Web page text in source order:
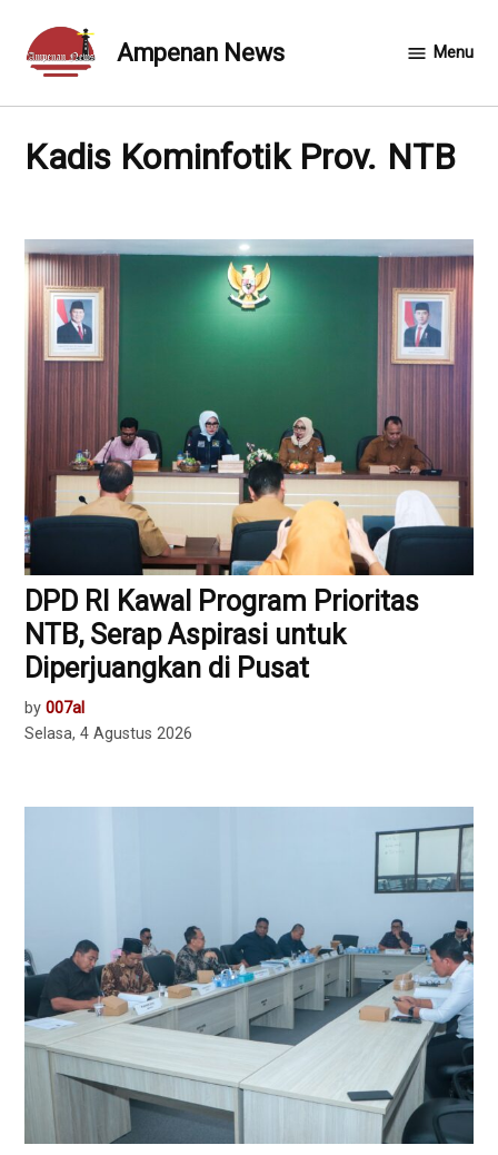
content
Ampenan News Menu
Kadis Kominfotik Prov. NTB
DPD RI Kawal Program Prioritas
NTB, Serap Aspirasi untuk
Diperjuangkan di Pusat
by 007al
Selasa, 4 Agustus 2026